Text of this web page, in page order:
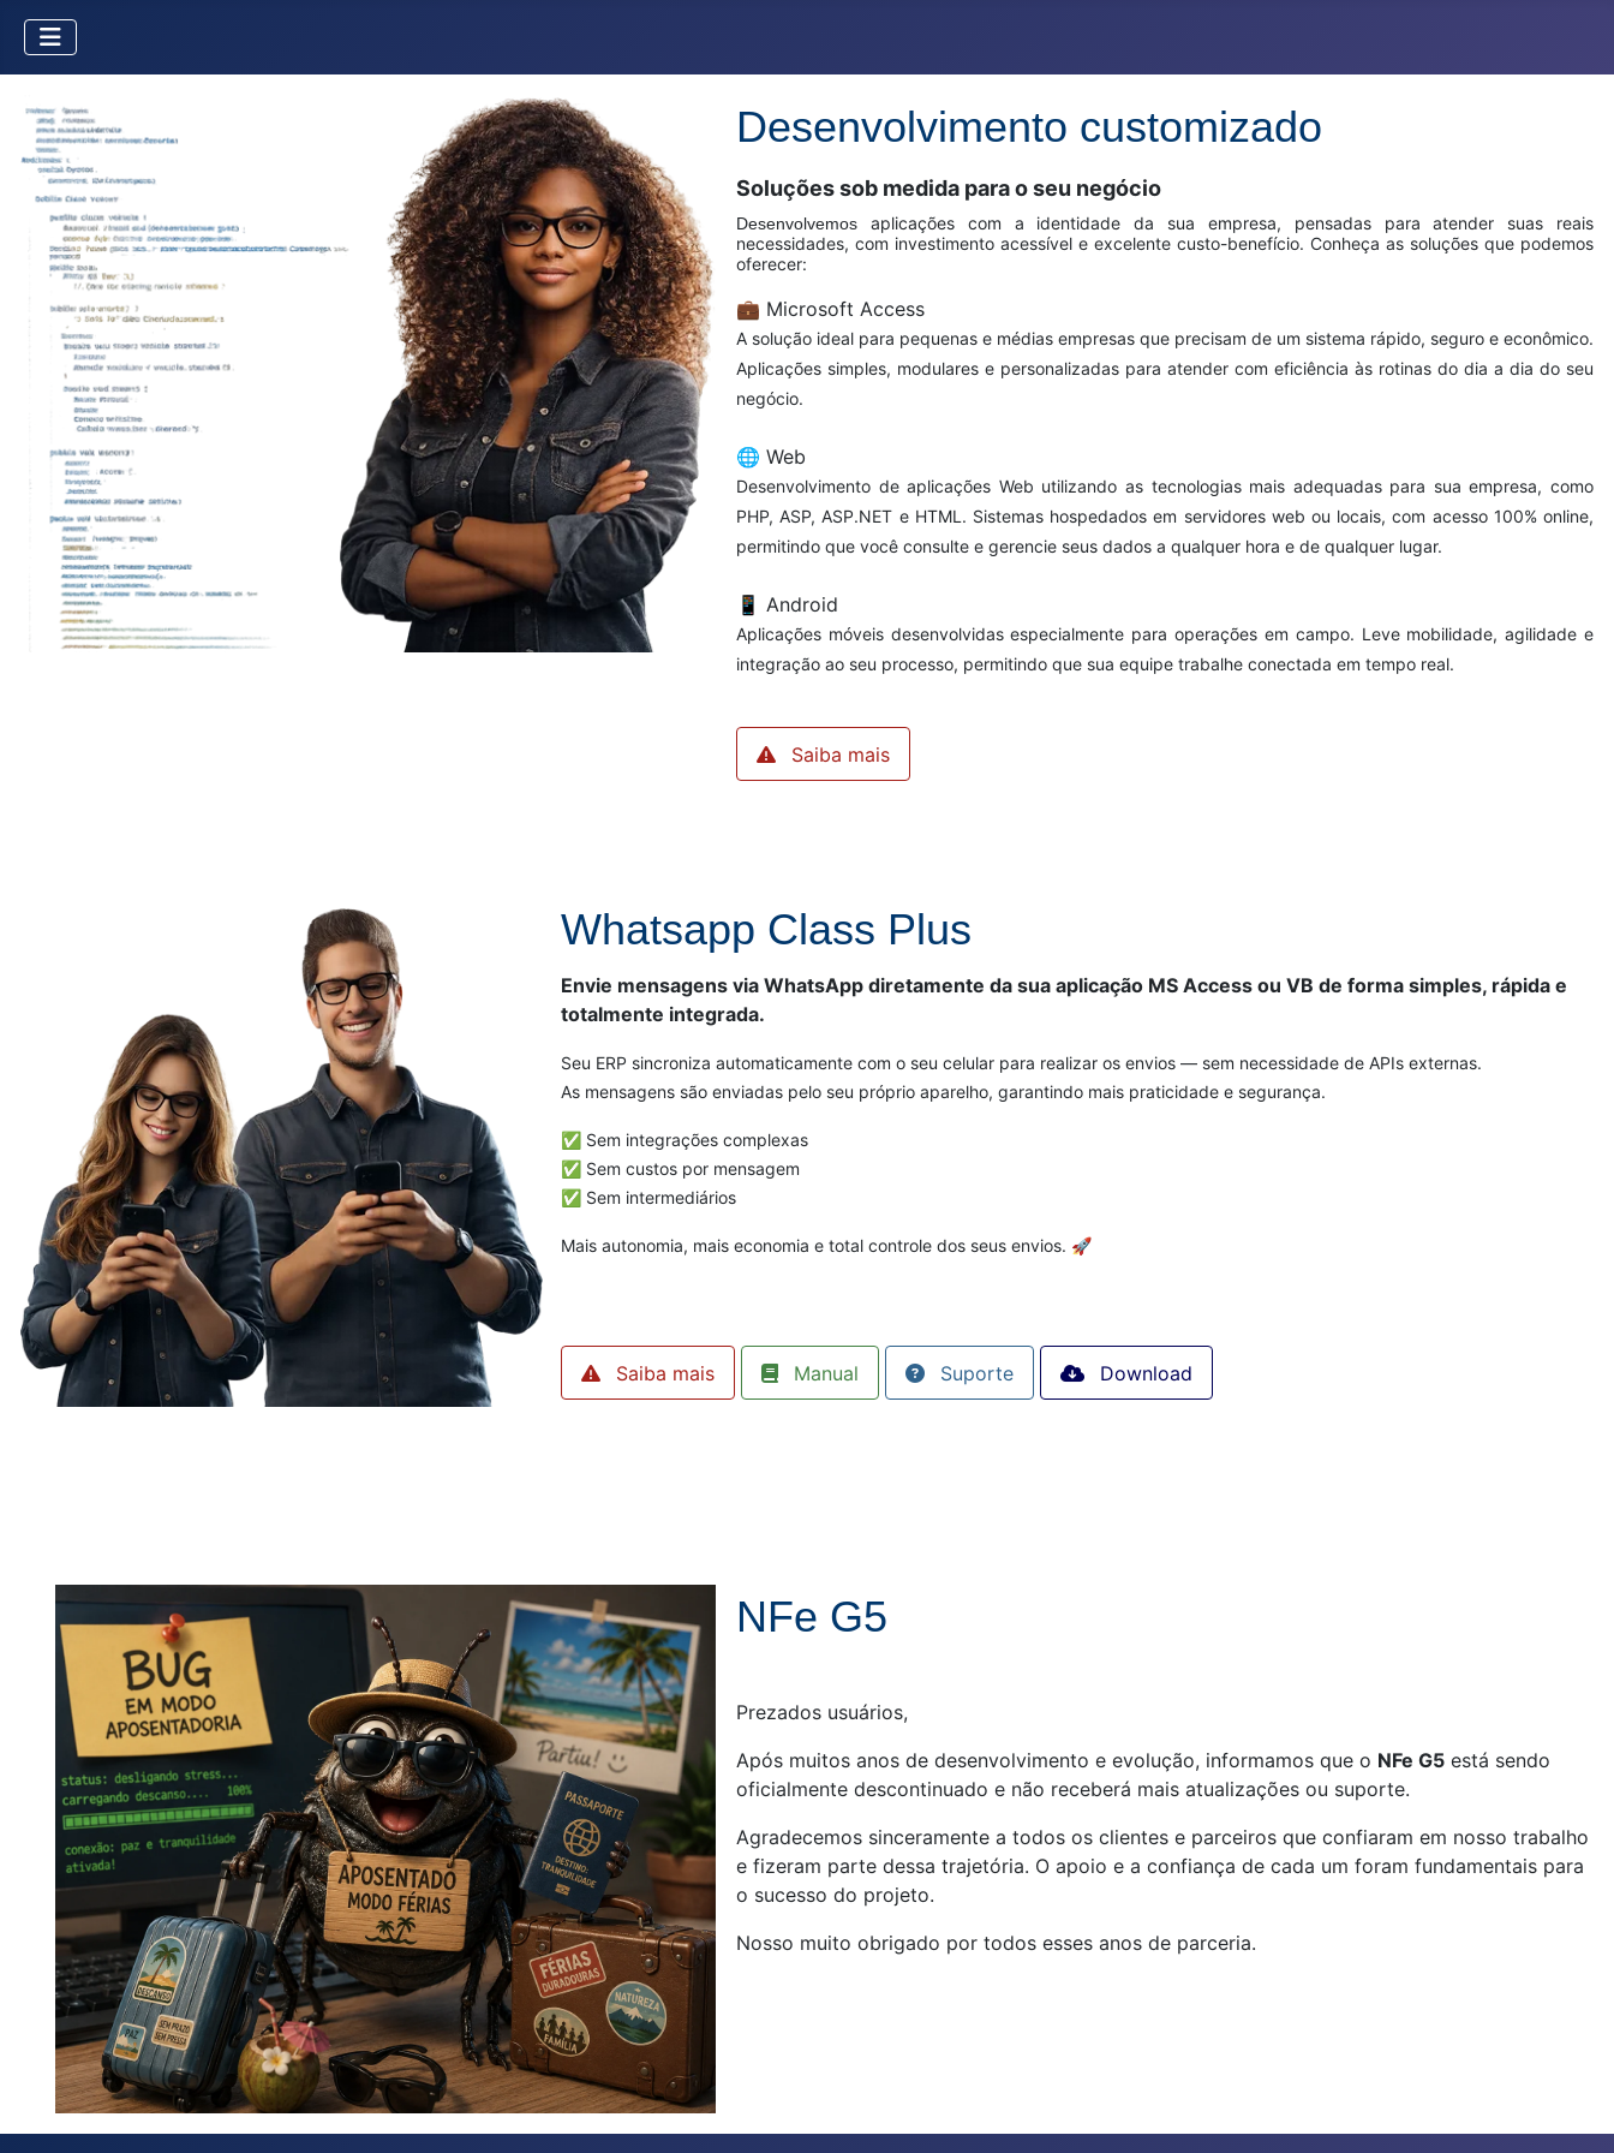
Desenvolvimento customizado
Soluções sob medida para o seu negócio
Desenvolvemos aplicações com a identidade da sua empresa, pensadas para atender suas reais
necessidades, com investimento acessível e excelente custo-benefício. Conheça as soluções que podemos
oferecer:
💼 Microsoft Access
A solução ideal para pequenas e médias empresas que precisam de um sistema rápido, seguro e econômico.
Aplicações simples, modulares e personalizadas para atender com eficiência às rotinas do dia a dia do seu
negócio.
🌐 Web
Desenvolvimento de aplicações Web utilizando as tecnologias mais adequadas para sua empresa, como
PHP, ASP, ASP.NET e HTML. Sistemas hospedados em servidores web ou locais, com acesso 100% online,
permitindo que você consulte e gerencie seus dados a qualquer hora e de qualquer lugar.
📱 Android
Aplicações móveis desenvolvidas especialmente para operações em campo. Leve mobilidade, agilidade e
integração ao seu processo, permitindo que sua equipe trabalhe conectada em tempo real.
Saiba mais
Whatsapp Class Plus
Envie mensagens via WhatsApp diretamente da sua aplicação MS Access ou VB de forma simples, rápida e
totalmente integrada.
Seu ERP sincroniza automaticamente com o seu celular para realizar os envios — sem necessidade de APIs externas.
As mensagens são enviadas pelo seu próprio aparelho, garantindo mais praticidade e segurança.
✅ Sem integrações complexas
✅ Sem custos por mensagem
✅ Sem intermediários
Mais autonomia, mais economia e total controle dos seus envios. 🚀
Saiba mais Manual Suporte Download
NFe G5
Prezados usuários,
Após muitos anos de desenvolvimento e evolução, informamos que o NFe G5 está sendo
oficialmente descontinuado e não receberá mais atualizações ou suporte.
Agradecemos sinceramente a todos os clientes e parceiros que confiaram em nosso trabalho
e fizeram parte dessa trajetória. O apoio e a confiança de cada um foram fundamentais para
o sucesso do projeto.
Nosso muito obrigado por todos esses anos de parceria.